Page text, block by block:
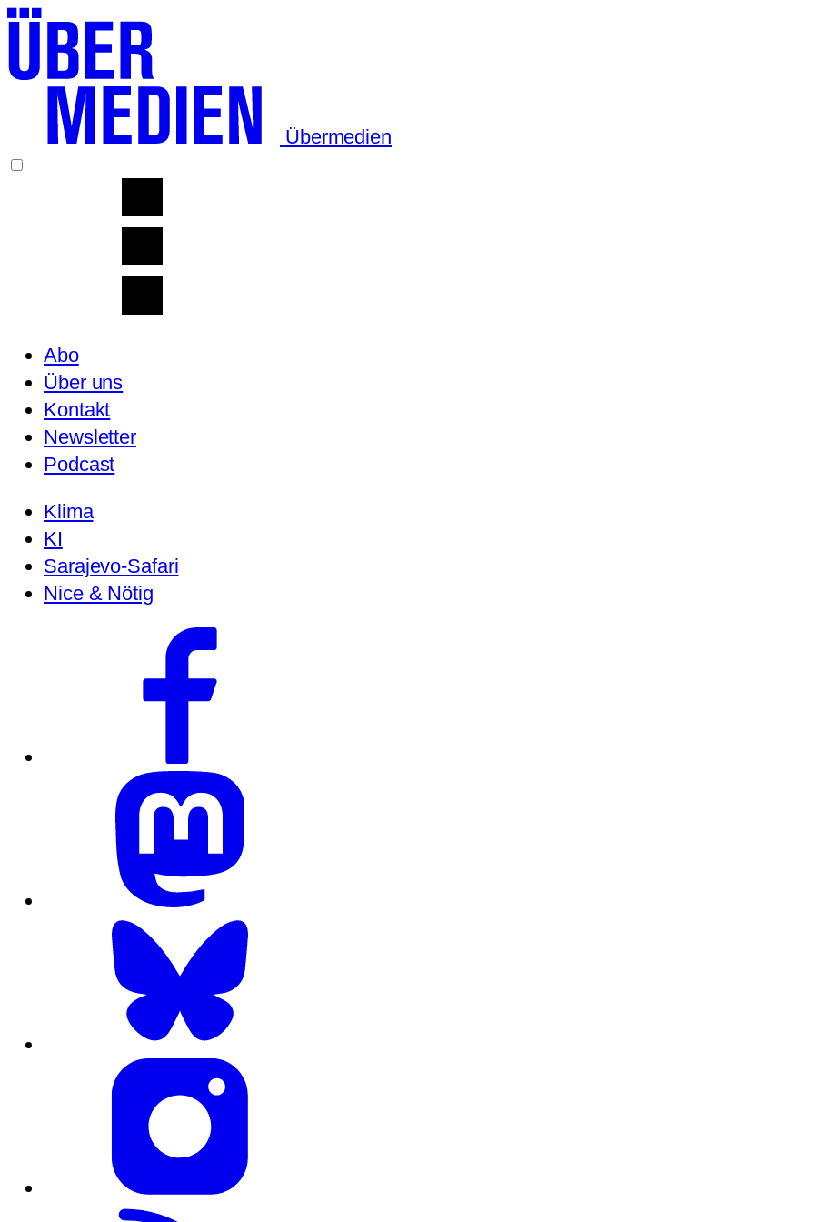
Übermedien
Abo
Über uns
Kontakt
Newsletter
Podcast
Klima
KI
Sarajevo-Safari
Nice & Nötig